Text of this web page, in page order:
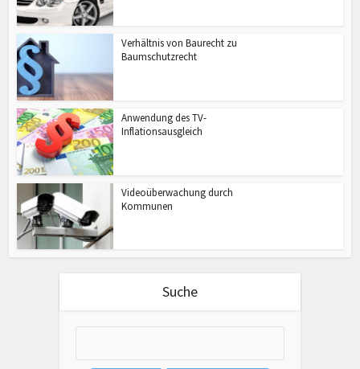
Verhältnis von Baurecht zu
Baumschutzrecht
Anwendung des TV-
Inflationsausgleich
Videoüberwachung durch
Kommunen
Suche